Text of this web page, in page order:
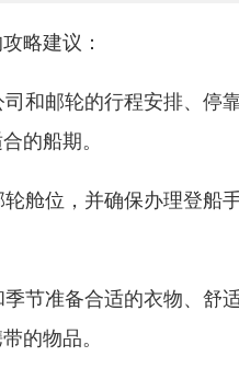
略建议：
和邮轮的行程安排、停
的船期。
舱位，并确保办理登船
节准备合适的衣物、舒
的物品。